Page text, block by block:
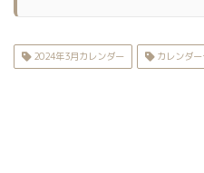
2024年3月カレンダー カレンダ